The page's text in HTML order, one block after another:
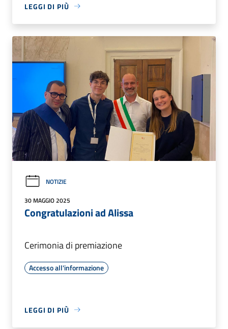
LEGGI DI PIÙ
NOTIZIE
30 MAGGIO 2025
Congratulazioni ad Alissa
Cerimonia di premiazione
Accesso all'informazione
LEGGI DI PIÙ